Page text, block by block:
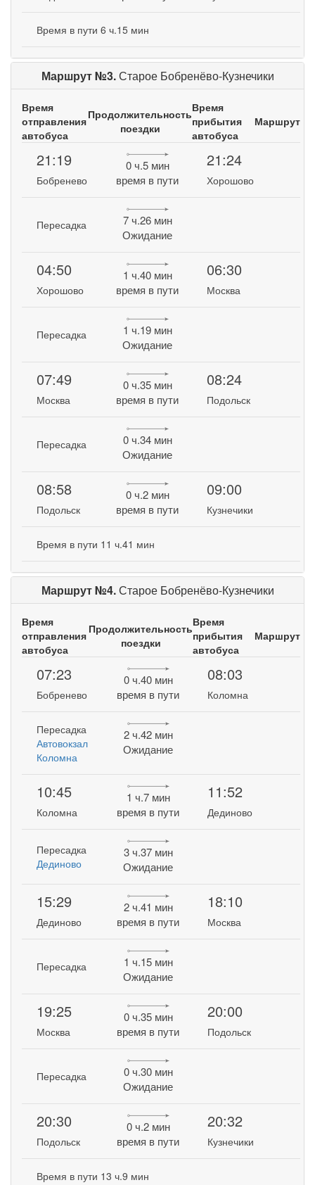
Время в пути 6 ч.15 мин
Маршрут №3.Старое Бобренёво-Кузнечики
Время
отправления
автобуса
Продолжительность
поездки
Время
прибытия
автобуса
Маршрут
21:19
Бобренево
0 ч.5 мин
время в пути
21:24
Хорошово
Пересадка
7 ч.26 мин
Ожидание
04:50
Хорошово
1 ч.40 мин
время в пути
06:30
Москва
Пересадка
1 ч.19 мин
Ожидание
07:49
Москва
0 ч.35 мин
время в пути
08:24
Подольск
Пересадка
0 ч.34 мин
Ожидание
08:58
Подольск
0 ч.2 мин
время в пути
09:00
Кузнечики
Время в пути 11 ч.41 мин
Маршрут №4.Старое Бобренёво-Кузнечики
Время
отправления
автобуса
Продолжительность
поездки
Время
прибытия
автобуса
Маршрут
07:23
Бобренево
0 ч.40 мин
время в пути
08:03
Коломна
Пересадка
Автовокзал
Коломна
2 ч.42 мин
Ожидание
10:45
Коломна
1 ч.7 мин
время в пути
11:52
Дединово
Пересадка
Дединово
3 ч.37 мин
Ожидание
15:29
Дединово
2 ч.41 мин
время в пути
18:10
Москва
Пересадка
1 ч.15 мин
Ожидание
19:25
Москва
0 ч.35 мин
время в пути
20:00
Подольск
Пересадка
0 ч.30 мин
Ожидание
20:30
Подольск
0 ч.2 мин
время в пути
20:32
Кузнечики
Время в пути 13 ч.9 мин